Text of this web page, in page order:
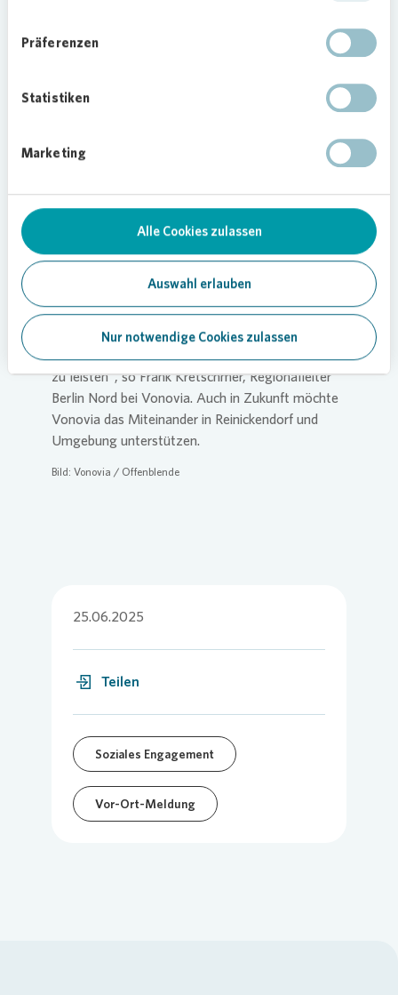
Präferenzen
Statistiken
Marketing
Alle Cookies zulassen
Auswahl erlauben
Nur notwendige Cookies zulassen
Reinickendorf. Jede Mannschaft erhielt am Ende
Spaß am Spiel.
„Sport ist eine universelle Sprache, die alle
verstehen. Wir freuen uns, auf diesem Weg einen
Beitrag für gegenseitigen Respekt und Offenheit
zu leisten“, so Frank Kretschmer, Regionalleiter
Berlin Nord bei Vonovia. Auch in Zukunft möchte
Vonovia das Miteinander in Reinickendorf und
Umgebung unterstützen.
Bild: Vonovia / Offenblende
25.06.2025
Teilen
Soziales Engagement
Vor-Ort-Meldung